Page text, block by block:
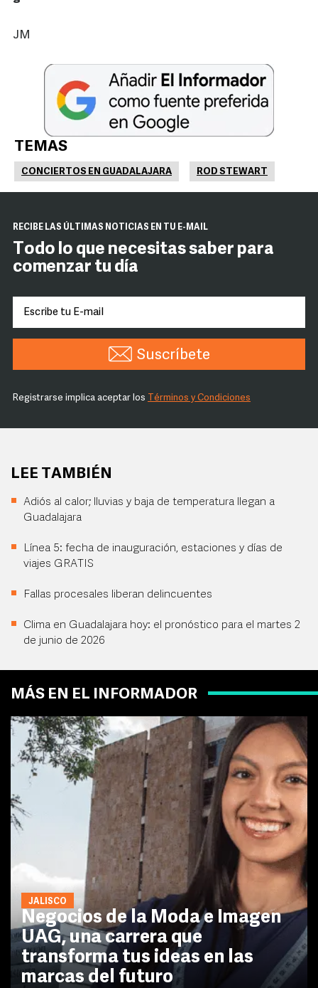
JM
TEMAS
CONCIERTOS EN GUADALAJARA ROD STEWART
RECIBE LAS ÚLTIMAS NOTICIAS EN TU E-MAIL
Todo lo que necesitas saber para
comenzar tu día
Suscríbete
Registrarse implica aceptar los Términos y Condiciones
LEE TAMBIÉN
Adiós al calor; lluvias y baja de temperatura llegan a
Guadalajara
Línea 5: fecha de inauguración, estaciones y días de
viajes GRATIS
Fallas procesales liberan delincuentes
Clima en Guadalajara hoy: el pronóstico para el martes 2
de junio de 2026
MÁS EN EL INFORMADOR
JALISCO
Negocios de la Moda e Imagen
UAG, una carrera que
transforma tus ideas en las
marcas del futuro